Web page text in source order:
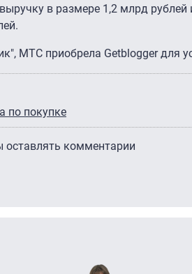
в размере 1,2 млрд
МТС приобрела Getblogger для
по покупке
оставлять комментарии